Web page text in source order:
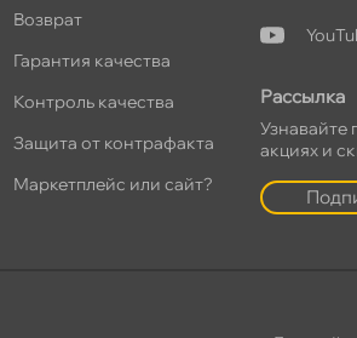
озврат
Гарантия качества
Контроль качества
Защита от контрафакта
Маркетплейс или сайт?
Рассылка
акциях и